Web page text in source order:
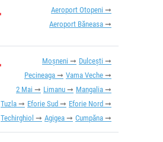
Aeroport Otopeni
Aeroport Băneasa
Moșneni
Dulcești
Pecineaga
Vama Veche
2 Mai
Limanu
Mangalia
Tuzla Eforie Sud
Eforie Nord
Techirghiol
Agigea Cumpăna